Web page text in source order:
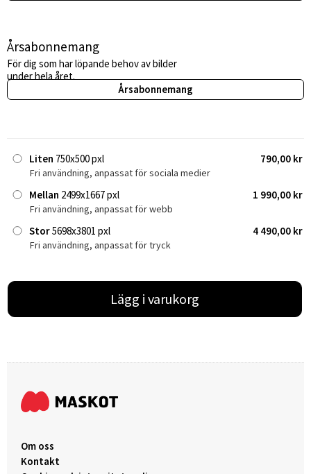
Årsabonnemang
För dig som har löpande behov av bilder
under hela året.
Årsabonnemang
Liten 750x500 pxl 790,00 kr
Fri användning, anpassat för sociala medier
Mellan 2499x1667 pxl 1 990,00 kr
Fri användning, anpassat för webb
Stor5698x3801 pxl 4 490,00 kr
Fri användning, anpassat för tryck
Lägg i varukorg
Om oss
Kontakt